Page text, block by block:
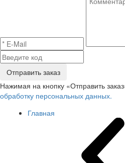
Отправить заказ
Нажимая на кнопку «Отправить
обработку персональных данных.
Главная